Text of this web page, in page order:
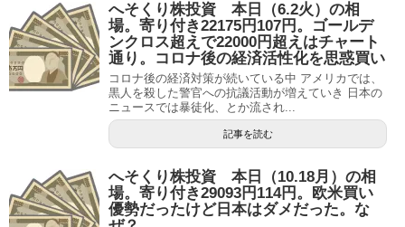
へそくり株投資 本日（6.2火）の相
場。寄り付き22175円107円。ゴールデ
ンクロス超えで22000円超えはチャート
通り。コロナ後の経済活性化を思惑買い
コロナ後の経済対策が続いている中 アメリカでは、
黒人を殺した警官への抗議活動が増えていき 日本の
ニュースでは暴徒化、とか流され...
記事を読む
へそくり株投資 本日（10.18月）の相
場。寄り付き29093円114円。欧米買い
優勢だったけど日本はダメだった。な